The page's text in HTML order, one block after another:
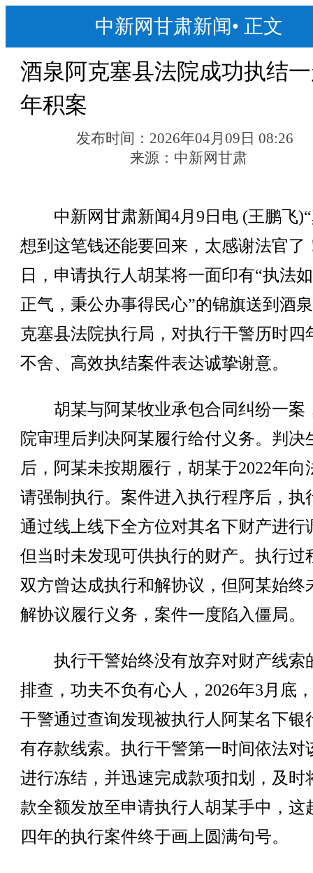
中新网甘肃新闻• 正文
酒泉阿克塞县法院成功执结
年积案
发布时间： 2026年04月09日 08:26
来源： 中新网甘肃
中新网甘肃新闻4月9日电 (王鹏飞
想到这笔钱还能要回来，太感谢法官了
日，申请执行人胡某将一面印有“执法
正气，秉公办事得民心”的锦旗送到酒
克塞县法院执行局，对执行干警历时四
不舍、高效执结案件表达诚挚谢意。
胡某与阿某牧业承包合同纠纷一案
院审理后判决阿某履行给付义务。判决
后，阿某未按期履行，胡某于2022年向
请强制执行。案件进入执行程序后，执
通过线上线下全方位对其名下财产进行
但当时未发现可供执行的财产。执行过
双方曾达成执行和解协议，但阿某始终
解协议履行义务，案件一度陷入僵局。
执行干警始终没有放弃对财产线索
排查，功夫不负有心人，2026年3月底
干警通过查询发现被执行人阿某名下银
有存款线索。执行干警第一时间依法对
进行冻结，并迅速完成款项扣划，及时
款全额发放至申请执行人胡某手中，这
四年的执行案件终于画上圆满句号。